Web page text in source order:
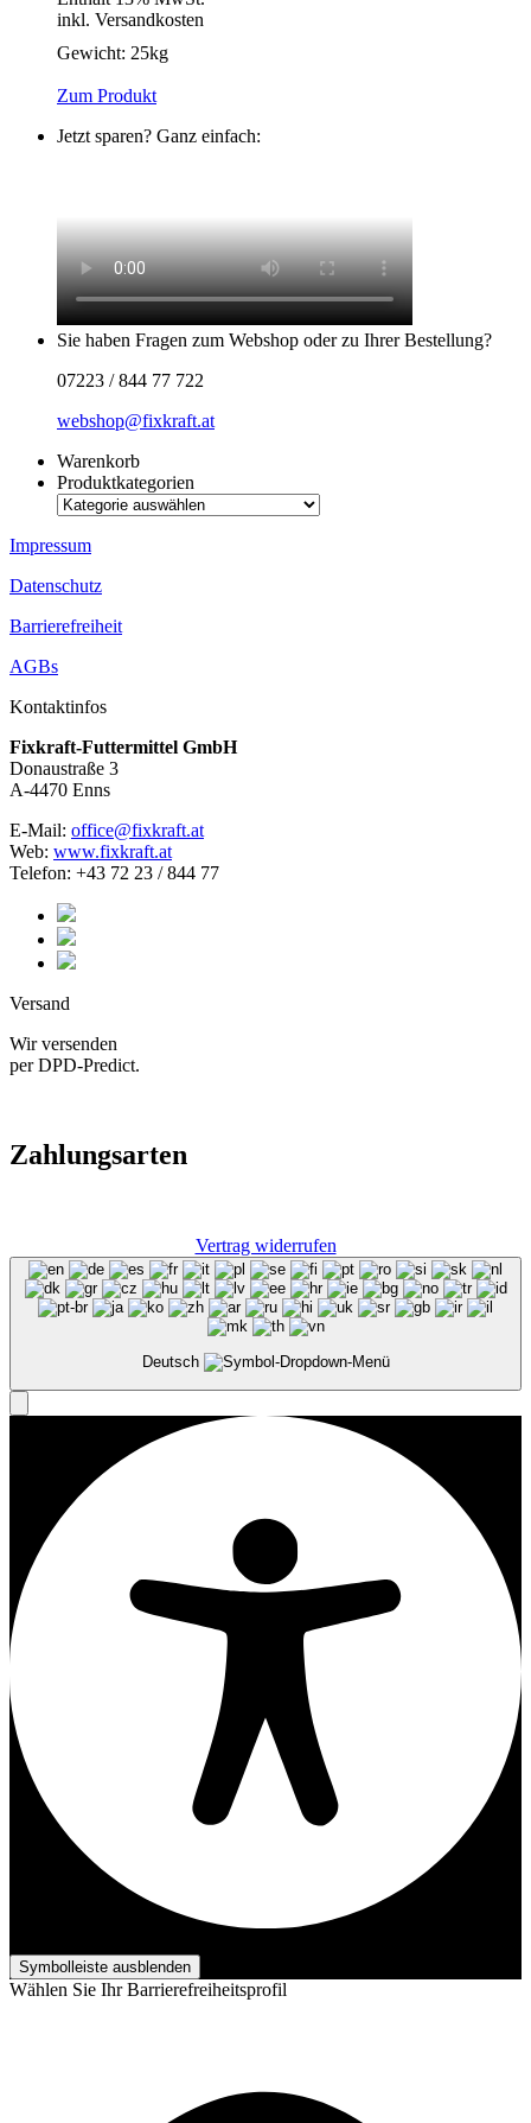
inkl. Versandkosten
Gewicht: 25kg
Zum Produkt
Jetzt sparen? Ganz einfach:
Sie haben Fragen zum Webshop oder zu Ihrer Bestellung?
07223 / 844 77 722
webshop@fixkraft.at
Warenkorb
Produktkategorien
Impressum
Datenschutz
Barrierefreiheit
AGBs
Kontaktinfos
Fixkraft-Futtermittel GmbH
Donaustraße 3
A-4470 Enns
E-Mail: office@fixkraft.at
Web: www.fixkraft.at
Telefon: +43 72 23 / 844 77
Versand
Wir versenden
per DPD-Predict.
Zahlungsarten
Vertrag widerrufen
Deutsch
Symbolleiste ausblenden
Wählen Sie Ihr Barrierefreiheitsprofil